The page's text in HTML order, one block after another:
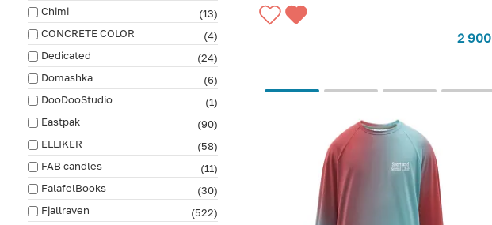
Chimi
(13)
CONCRETE COLOR
(4)
Dedicated
(24)
Domashka
(6)
DooDooStudio
(1)
Eastpak
(90)
ELLIKER
(58)
FAB сandles
(11)
FalafelBooks
(30)
Fjallraven
(522)
2 900